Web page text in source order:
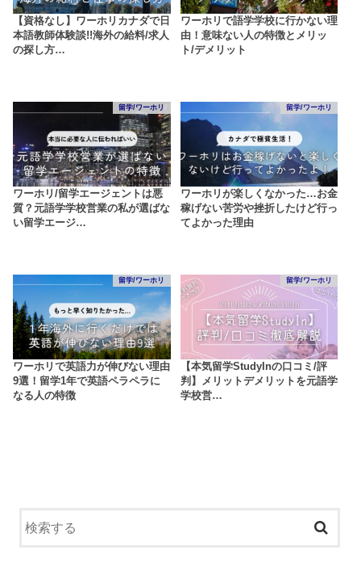
【資格なし】ワーホリカナダで日
本語教師体験談!!海外の給料/求人
の探し方…
ワーホリで語学学校に行かない理
由！意味ない人の特徴とメリッ
ト/デメリット
留学/ワーホリ
ワーホリ/留学エージェントは悪
質？元語学学校営業の私が選ばな
い留学エージ…
留学/ワーホリ
ワーホリが楽しくなかった…お金
稼げない苦労や挫折したけど行っ
てよかった理由
留学/ワーホリ
ワーホリで英語力が伸びない理由
9選！留学1年で英語ペラペラに
なる人の特徴
留学/ワーホリ
【本気留学StudyInの口コミ/評
判】メリットデメリットを元語学
学校営…